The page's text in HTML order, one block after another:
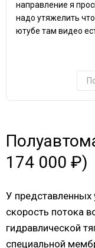
направление я
надо утяжелить
ютубе там видео
174 000 ₽)
У представленных
скорость потока
гидравлической
специальной